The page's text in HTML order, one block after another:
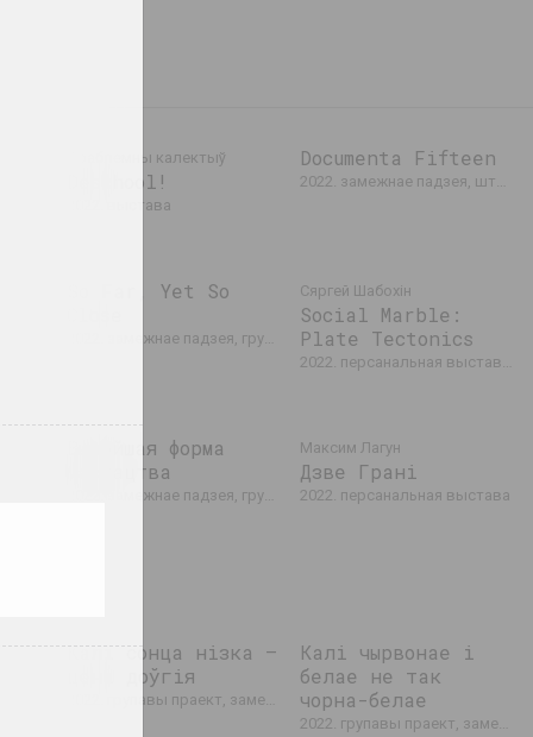
Праблемны калектыў
Deschool!
2022. выстава
Documenta Fifteen
2022. замежнае падзея, штаб фестывалю
So Far, Yet So
2022. замежнае падзея, групавы праект
Сяргей Шабохін
Social Marble:
Plate Tectonics
2022. персанальная выстава, замежнае падзея, выстава
Вышэйшая форма
мастацтва
2022. замежнае падзея, групавы праект
Максим Лагун
Дзве Грані
2022. персанальная выстава
Калі сонца нізка –
цені доўгія
2022. групавы праект, замежнае падзея, міжнародная падзея
Калі чырвонае і
белае не так
чорна-белае
2022. групавы праект, замежнае падзея, міжнародная падзея